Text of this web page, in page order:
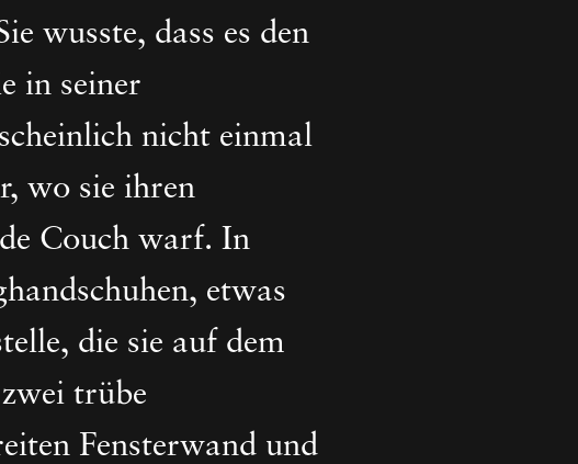
wusste, dass es den
in seiner
nicht einmal
wo sie ihren
Couch warf. In
etwas
die sie auf dem
trübe
Fensterwand und